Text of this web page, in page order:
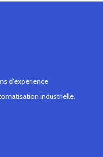
d'expérience
industrielle.